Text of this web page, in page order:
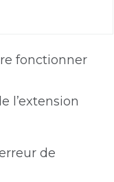
fonctionner
l’extension
de